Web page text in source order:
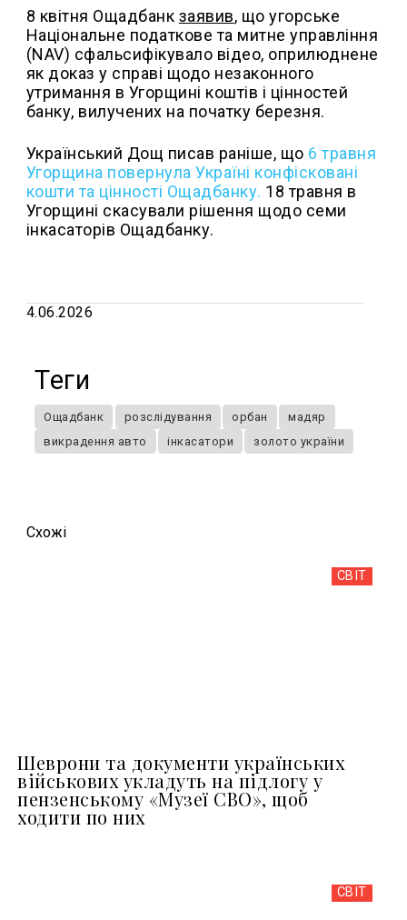
8 квітня Ощадбанк заявив, що угорське
Національне податкове та митне управління
(NAV) сфальсифікувало відео, оприлюднене
як доказ у справі щодо незаконного
утримання в Угорщині коштів і цінностей
банку, вилучених на початку березня.
Український Дощ писав раніше, що 6 травня
Угорщина повернула Україні конфісковані
кошти та цінності Ощадбанку. 18 травня в
Угорщині скасували рішення щодо семи
інкасаторів Ощадбанку.
4.06.2026
Теги
Ощадбанк розслідування орбан
мадяр
викрадення авто
інкасатори золото україни
Схожi
СВІТ
Шеврони та документи українських
військових укладуть на підлогу у
пензенському «Музеї СВО», щоб
ходити по них
СВІТ